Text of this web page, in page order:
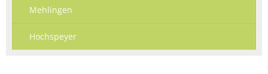
Mehlingen
Hochspeyer